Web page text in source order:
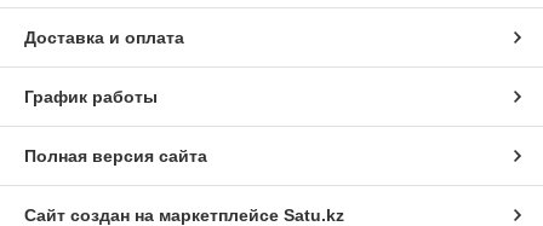
Доставка и оплата
График работы
Полная версия сайта
Сайт создан на маркетплейсе Satu.kz